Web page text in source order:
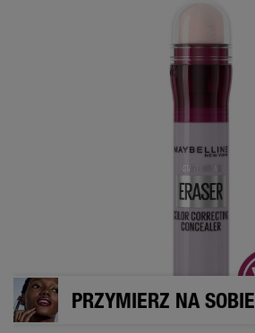
PRZYMIERZ NA SOBIE